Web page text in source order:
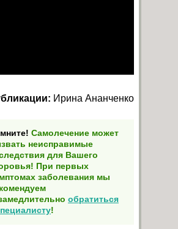
Ирина Ананченко
Самолечение может
неисправимые
для Вашего
При первых
заболевания мы
обратиться
!